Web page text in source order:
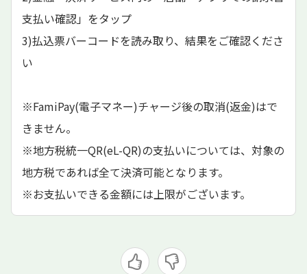
支払い確認」をタップ
3)払込票バーコードを読み取り、結果をご確認くださ
い
※FamiPay(電子マネー)チャージ後の取消(返金)はで
きません。
※地方税統一QR(eL-QR)の支払いについては、対象の
地方税であれば全て決済可能となります。
※お支払いできる金額には上限がございます。